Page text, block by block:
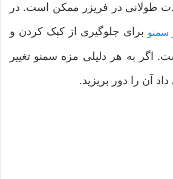
طولانی در فریزر ممکن است. در
سمنو برای جلوگیری از کپک کردن و
به هر دلیلی مزه سمنو تغییر
آن را دور بریزید.